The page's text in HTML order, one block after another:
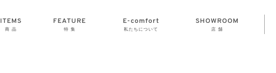
ITEMS
商 品
FEATURE
特 集
E-comfort
私たちについて
SHOWROOM
店 舗